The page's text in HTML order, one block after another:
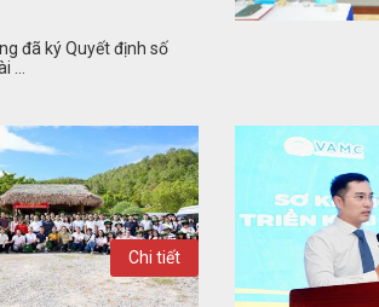
đã ký Quyết định số
Chi tiết